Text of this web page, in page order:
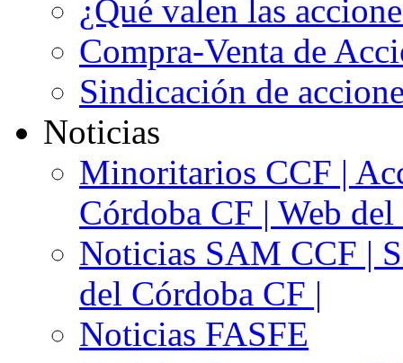
¿Qué valen las
Compra-Venta de
Sindicación de
Noticias
Minoritarios CCF |
Córdoba CF | Web
Noticias SAM CCF |
del Córdoba CF |
Noticias FASFE